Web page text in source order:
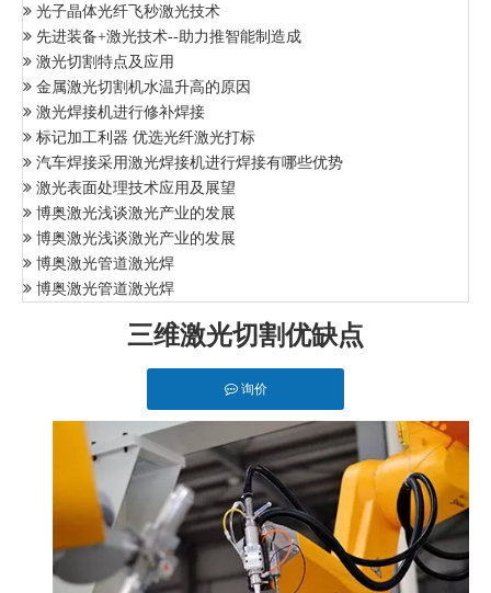
光子晶体光纤飞秒激光技术
先进装备+激光技术--助力推智能制造成
激光切割特点及应用
金属激光切割机水温升高的原因
激光焊接机进行修补焊接
标记加工利器 优选光纤激光打标
汽车焊接采用激光焊接机进行焊接有哪些优势
激光表面处理技术应用及展望
博奥激光浅谈激光产业的发展
博奥激光浅谈激光产业的发展
博奥激光管道激光焊
博奥激光管道激光焊
三维激光切割优缺点
询价